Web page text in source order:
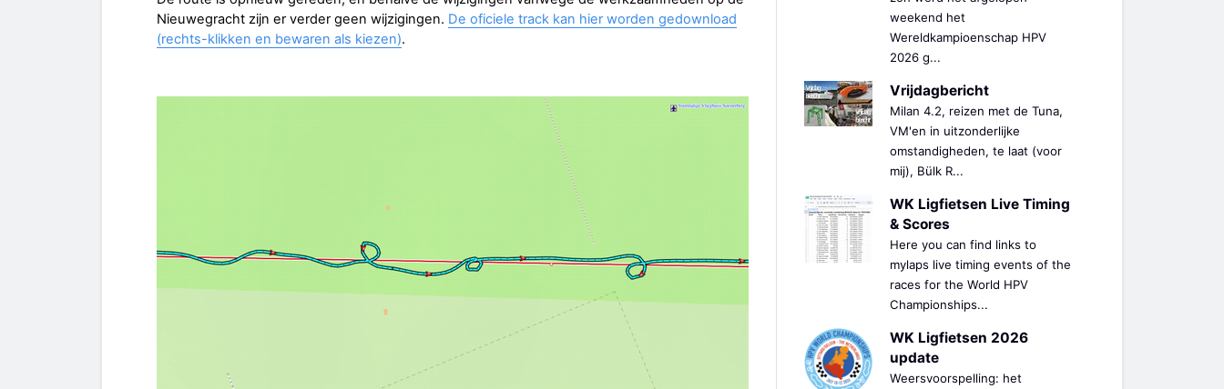
Nieuwegracht zijn er verder geen wijzigingen. De oficiele track kan hier worden gedownload
(rechts-klikken en bewaren als kiezen).
weekend het
Wereldkampioenschap HPV
2026 g...
Vrijdagbericht
Milan 4.2, reizen met de Tuna,
VM'en in uitzonderlijke
omstandigheden, te laat (voor
mij), Bülk R...
WK Ligfietsen Live Timing
& Scores
Here you can find links to
mylaps live timing events of the
races for the World HPV
Championships...
WK Ligfietsen 2026
update
Weersvoorspelling: het